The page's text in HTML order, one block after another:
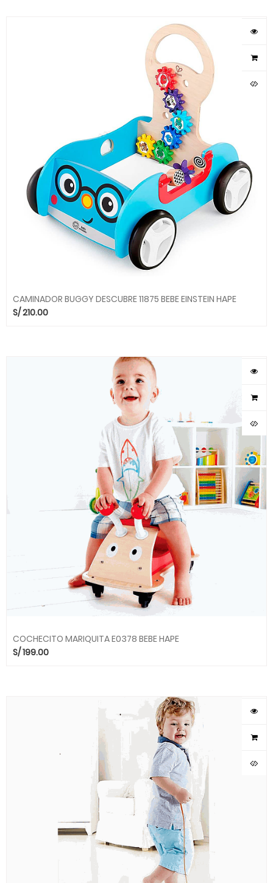
CAMINADOR BUGGY DESCUBRE 11875 BEBE EINSTEIN HAPE
S/210.00
COCHECITO MARIQUITA E0378 BEBE HAPE
S/199.00